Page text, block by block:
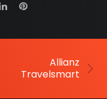
Allianz
Travelsmart